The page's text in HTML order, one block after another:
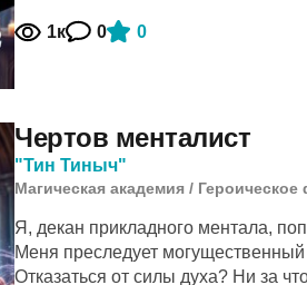
1к 0 0
Чертов менталист
"Тин Тиныч"
Магическая академия / Героическое
Я, декан прикладного ментала,
Меня преследует
Отказаться от силы духа? Ни за